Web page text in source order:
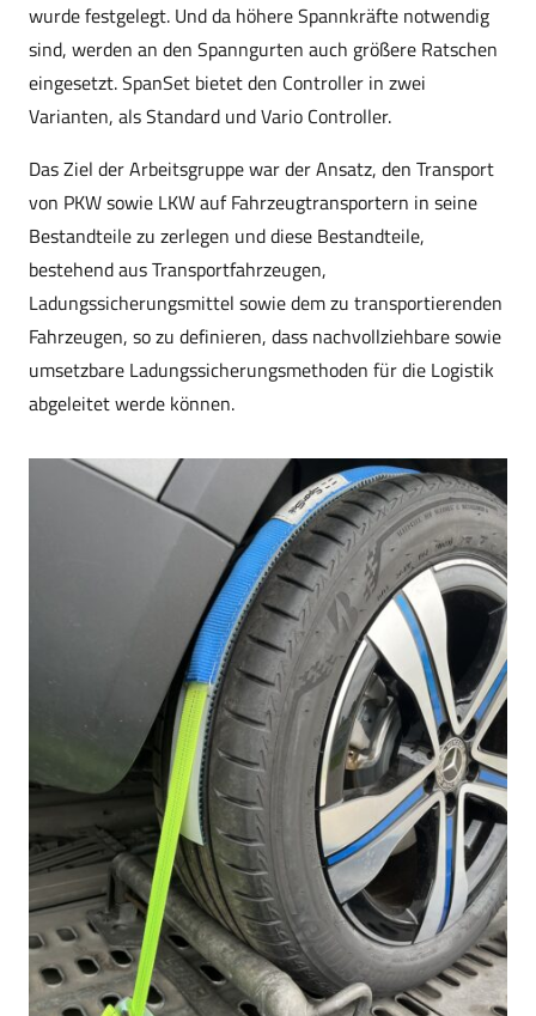
wurde festgelegt. Und da höhere Spannkräfte notwendig
sind, werden an den Spanngurten auch größere Ratschen
eingesetzt. SpanSet bietet den Controller in zwei
Varianten, als Standard und Vario Controller.
Das Ziel der Arbeitsgruppe war der Ansatz, den Transport
von PKW sowie LKW auf Fahrzeugtransportern in seine
Bestandteile zu zerlegen und diese Bestandteile,
bestehend aus Transportfahrzeugen,
Ladungssicherungsmittel sowie dem zu transportierenden
Fahrzeugen, so zu definieren, dass nachvollziehbare sowie
umsetzbare Ladungssicherungsmethoden für die Logistik
abgeleitet werde können.